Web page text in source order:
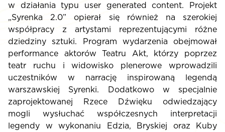
w działania typu user generated content. Projekt
„Syrenka 2.0” opierał się również na szerokiej
współpracy z artystami reprezentującymi różne
dziedziny sztuki. Program wydarzenia obejmował
performance aktorów Teatru Akt, którzy poprzez
teatr ruchu i widowisko plenerowe wprowadzili
uczestników w narrację inspirowaną legendą
warszawskiej Syrenki. Dodatkowo w specjalnie
zaprojektowanej Rzece Dźwięku odwiedzający
mogli wysłuchać współczesnych interpretacji
legendy w wykonaniu Edzia, Bryskiej oraz Kuby